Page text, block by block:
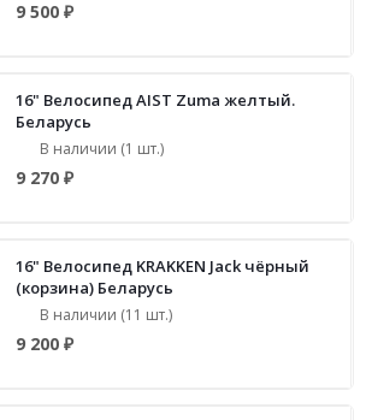
9 500 ₽
16" Велосипед AIST Zuma желтый.
Беларусь
В наличии (1 шт.)
9 270 ₽
16" Велосипед KRAKKEN Jack чёрный
(корзина) Беларусь
В наличии (11 шт.)
9 200 ₽